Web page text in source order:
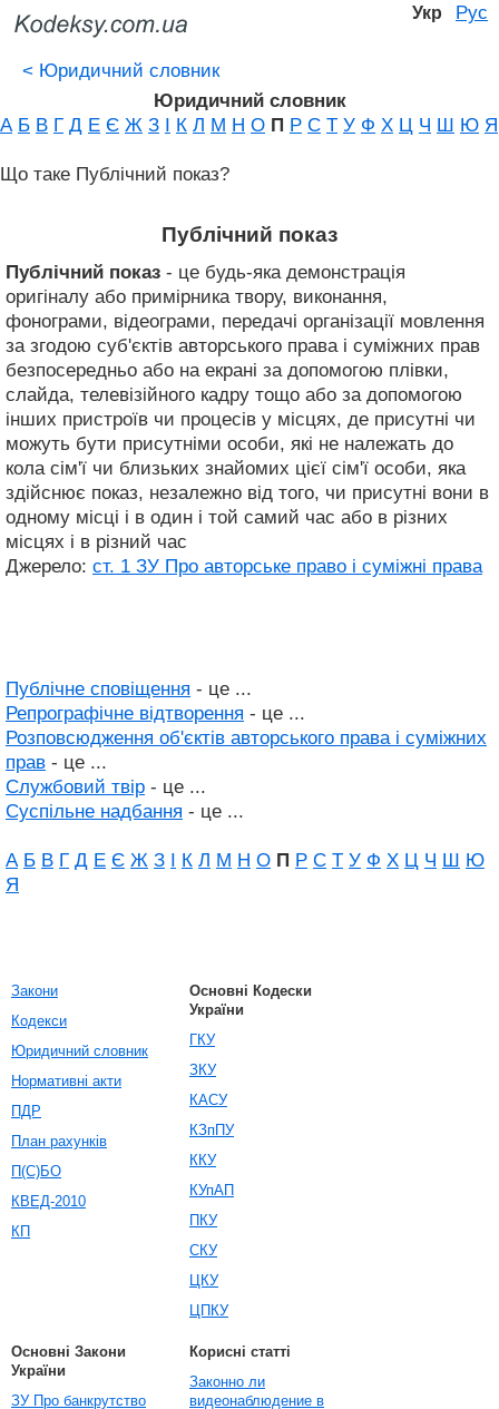
Укр Рус
< Юридичний словник
Юридичний словник
А Б В Г Д Е Є Ж З І К Л М Н О П Р С Т У Ф Х Ц Ч Ш Ю Я
Що таке Публічний показ?
Публічний показ
Публічний показ - це будь-яка демонстрація
оригіналу або примірника твору, виконання,
фонограми, відеограми, передачі організації мовлення
за згодою суб'єктів авторського права і суміжних прав
безпосередньо або на екрані за допомогою плівки,
слайда, телевізійного кадру тощо або за допомогою
інших пристроїв чи процесів у місцях, де присутні чи
можуть бути присутніми особи, які не належать до
кола сім'ї чи близьких знайомих цієї сім'ї особи, яка
здійснює показ, незалежно від того, чи присутні вони в
одному місці і в один і той самий час або в різних
місцях і в різний час
Джерело: ст. 1 ЗУ Про авторське право і суміжні права
Публічне сповіщення - це ...
Репрографічне відтворення - це ...
Розповсюдження об'єктів авторського права і суміжних
прав - це ...
Службовий твір - це ...
Суспільне надбання - це ...
А Б В Г Д Е Є Ж З І К Л М Н О П Р С Т У Ф Х Ц Ч Ш Ю
Я
Закони
Кодекси
Юридичний словник
Нормативні акти
ПДР
План рахунків
П(С)БО
КВЕД-2010
КП
Основні Кодески
України
ГКУ
ЗКУ
КАСУ
КЗпПУ
ККУ
КУпАП
ПКУ
СКУ
ЦКУ
ЦПКУ
Основні Закони
України
ЗУ Про банкрутство
Корисні статті
Законно ли
видеонаблюдение в